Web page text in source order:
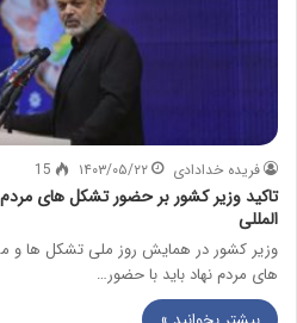
فریده خدادادی ۱۴۰۳/۰۵/۲۲ 15
تاکید وزیر کشور بر حضور تشکل های مردم
المللی
وزیر کشور در همایش روز ملی تشکل ها و
های مردم نهاد باید با حضور…